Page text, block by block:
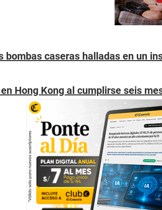
bombas caseras halladas en un
Hong Kong al cumplirse seis